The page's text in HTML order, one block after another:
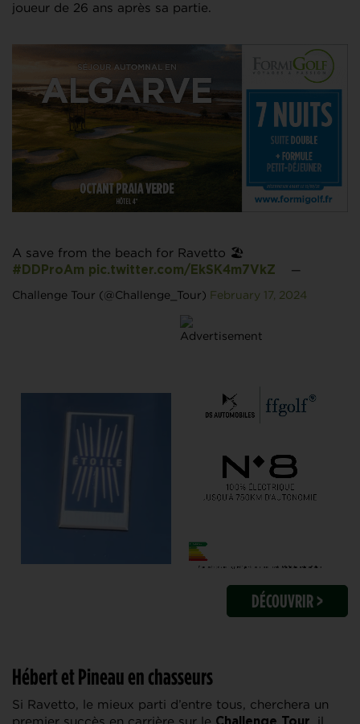
joueur de 26 ans après sa partie.
A save from the beach for Ravetto 🏖️
#DDProAm pic.twitter.com/EkSK4m7VkZ —
Challenge Tour (@Challenge_Tour) February 17, 2024
DÉCOUVRIR >
Hébert et Pineau en chasseurs
Si Ravetto, le mieux parti d’entre tous, cherchera un